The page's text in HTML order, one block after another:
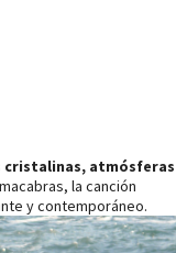
atmósferas
la canción
y contemporáneo.